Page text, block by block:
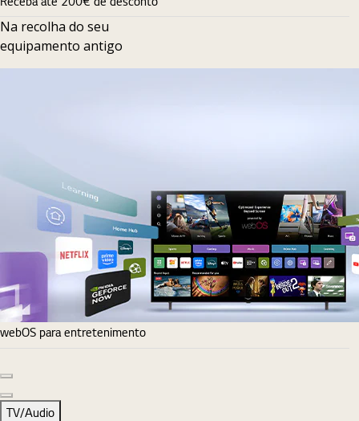
Na recolha do seu
equipamento antigo
webOS para entretenimento
Diapositivo seguinte
TV/Audio